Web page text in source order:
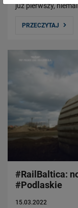
już pierwszy,
PRZECZYTAJ
#RailBaltica:
#Podlaskie
15.03.2022